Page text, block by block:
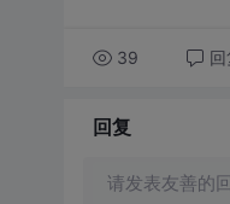
39 回
回复
请发表友善的